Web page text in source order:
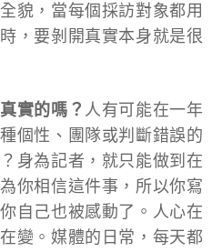
貌，當每個採訪對象都用
，要剝開真實本身就是很
實的嗎？ 人有可能在一年
個性、團隊或判斷錯誤的
身為記者，就只能做到在
你相信這件事，所以你寫
自己也被感動了。人心在
變。媒體的日常，每天都